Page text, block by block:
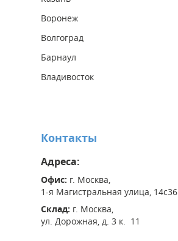
Воронеж
Волгоград
Барнаул
Владивосток
Контакты
Адреса:
Офис: г. Москва,
1-я Магистральная улица, 14с36
Склад: г. Москва,
ул. Дорожная, д. 3 к. 11